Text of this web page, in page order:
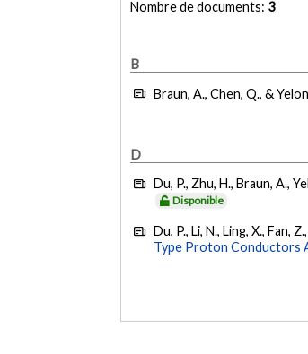
Nombre de documents: 3
B
Braun, A., Chen, Q., &
D
Du, P., Zhu, H., Braun, A.,
Disponible
Du, P., Li, N., Ling, X., Fan,
Type Proton Conductors